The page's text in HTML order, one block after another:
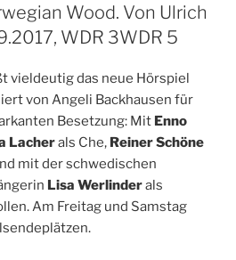
Wood. Von Ulrich
WDR 3WDR 5
vieldeutig das neue Hörspiel
von Angeli Backhausen für
Besetzung: Mit Enno
Lacherals Che, Reiner Schöne
mit der schwedischen
Lisa Werlinderals
Am Freitag und Samstag